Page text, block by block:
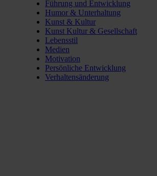
Führung und Entwicklung
Humor & Unterhaltung
Kunst & Kultur
Kunst Kultur & Gesellschaft
Lebensstil
Medien
Motivation
Persönliche Entwicklung
Verhaltensänderung